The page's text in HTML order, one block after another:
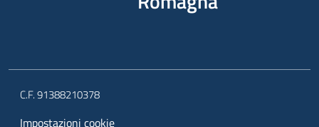
C.F. 91388210378
Impostazioni cookie